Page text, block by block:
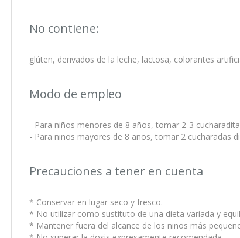
No contiene:
glúten, derivados de la leche, lactosa, colorantes
Modo de empleo
- Para niños menores de 8 años, tomar 2-3
- Para niños mayores de 8 años, tomar 2 cucharadas
Precauciones a tener en cuenta
* Conservar en lugar seco y fresco.
* No utilizar como sustituto de una dieta variada y
* Mantener fuera del alcance de los niños más